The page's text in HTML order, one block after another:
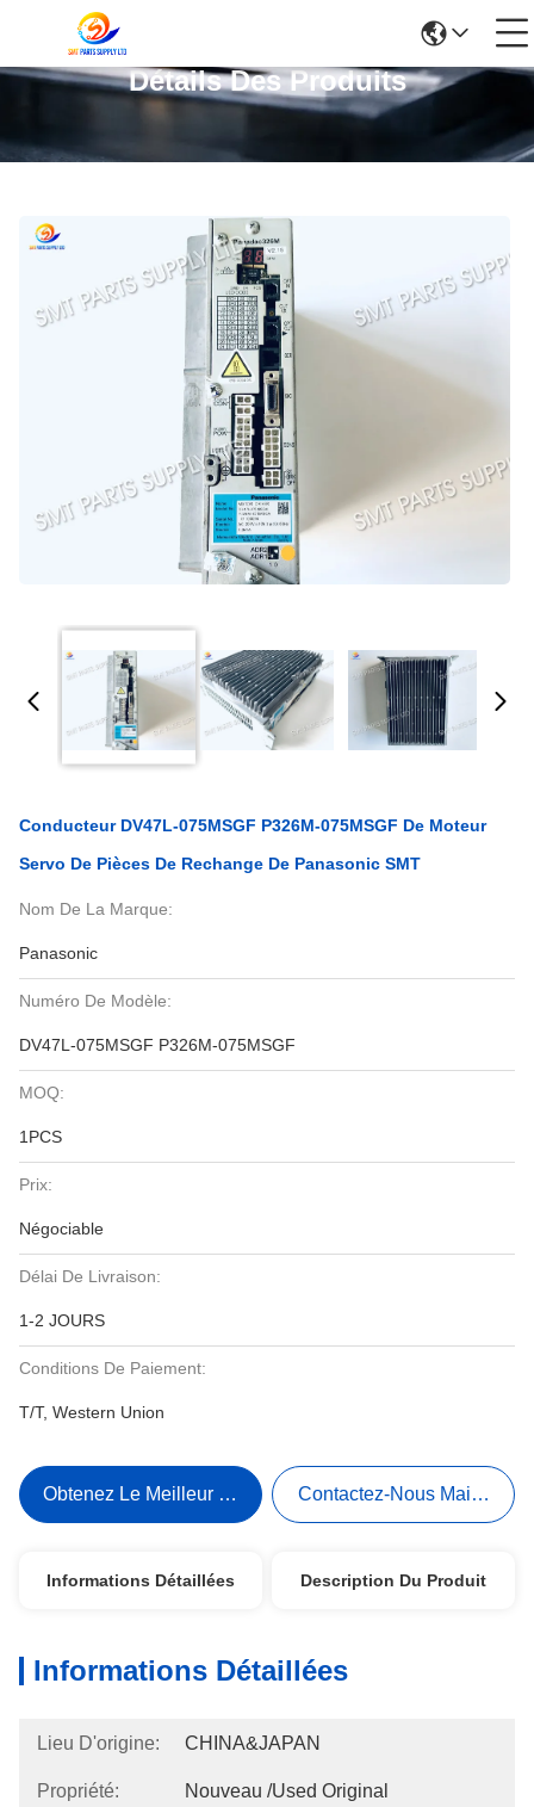
Détails Des Produits
Conducteur DV47L-075MSGF P326M-075MSGF De Moteur
Servo De Pièces De Rechange De Panasonic SMT
Nom De La Marque:
Panasonic
Numéro De Modèle:
DV47L-075MSGF P326M-075MSGF
MOQ:
1PCS
Prix:
Négociable
Délai De Livraison:
1-2 JOURS
Conditions De Paiement:
T/T, Western Union
Obtenez Le Meilleur Prix Contactez-Nous Maintenant
Informations Détaillées Description Du Produit
Informations Détaillées
Lieu D'origine: CHINA&JAPAN
Propriété: Nouveau /used Original